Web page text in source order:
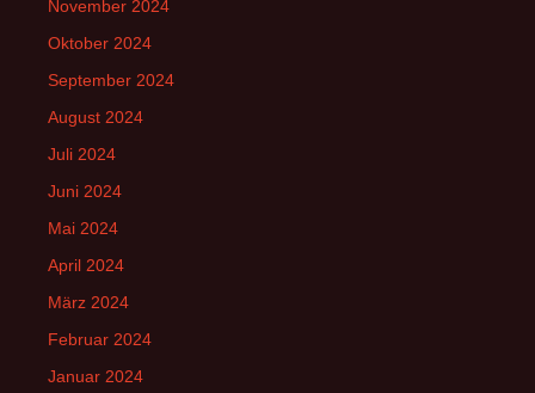
November 2024
Oktober 2024
September 2024
August 2024
Juli 2024
Juni 2024
Mai 2024
April 2024
März 2024
Februar 2024
Januar 2024